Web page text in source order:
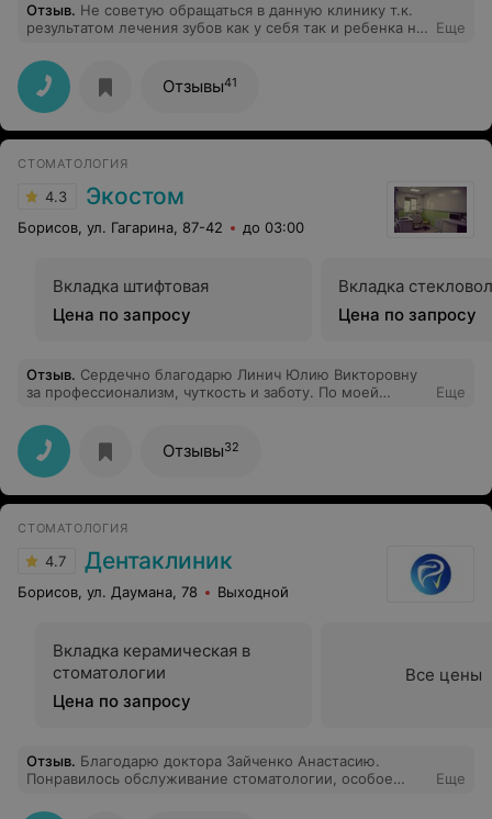
Отзыв. Не советую обращаться в данную клинику т.к.
результатом лечения зубов как у себя так и ребенка не
трижды при этом три раза за мои же деньги хотя
проблема была в некомпетентности врача. Я это
списала на стечение обстоятельств. Но сейчас когда
моему ребенку долечили зуб до удаления я понимаю
что это закономерность.
Еще
Отзывы41
СТОМАТОЛОГИЯ
4.3 Экостом
Борисов, ул. Гагарина, 87-42 до 03:00
Вкладка штифтовая
Цена по запросу
Вкладка
Цена по запросу
Отзыв. Сердечно благодарю Линич Юлию Викторовну
за профессионализм, чуткость и заботу. По моей
комфортно, так как врач во время работы детально
объясняла весь процесс работы и была максимально
доброй, заботливой. Видно, что человек занимается
любимым делом. Отдельное спасибо за удаление
зубного камня, покрытия фторлаком - все прошло
и близким.
Еще
Отзывы32
СТОМАТОЛОГИЯ
4.7 Дентаклиник
Борисов, ул. Даумана, 78 Выходной
Вкладка керамическая в
стоматологии
Цена по запросу
Все цены
Отзыв. Благодарю доктора Зайченко Анастасию.
Понравилось обслуживание стоматологии, особое
приеме! Заходишь в стоматологию и понимаешь, что
Еще